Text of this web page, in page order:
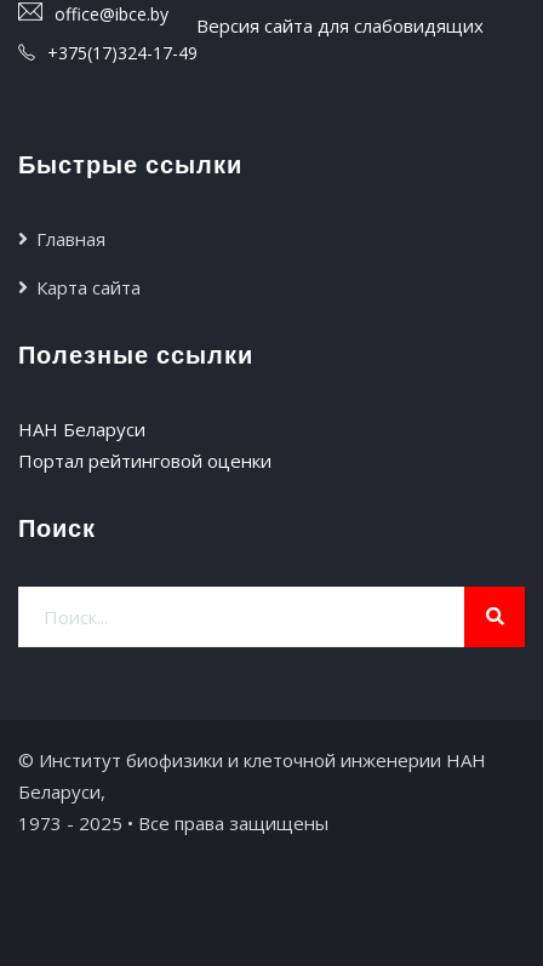
office@ibce.by
+375(17)324-17-49
Быстрые ссылки
Главная
Карта сайта
Полезные ссылки
НАН Беларуси
Портал рейтинговой оценки
Поиск
Версия сайта для слабовидящих
© Институт биофизики и клеточной инженерии НАН
Беларуси,
1973 - 2025 • Все права защищены